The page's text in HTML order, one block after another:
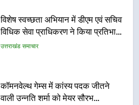
कॉमनवेल्थ गेम्स में कांस्य पदक जीतने
वाली उन्नति शर्मा को मेयर सौरभ
थपलियाल ने किया सम्मानित
उत्तराखंड समाचार
तकनीकी शिक्षा विभाग प्रदेशभर में
आयोजित करेगा रोजगार मेले